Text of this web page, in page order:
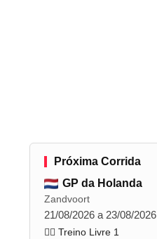
Próxima Corrida
GP da Holanda
Zandvoort
21/08/2026 a 23/08/2026
🏋️‍♂️ Treino Livre 1